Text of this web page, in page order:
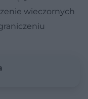
wieczornych